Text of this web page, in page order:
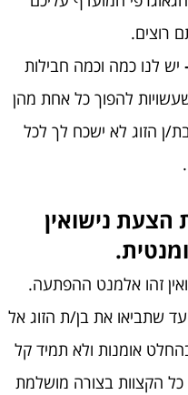
רוצים.
יש לנו כמה וכמה חבילות
להפוך כל אחת מהן
ן הזוג לא ישכח לך לכל
נישואין
זהו אלמנט ההפתעה.
שתביאו את בן/ת הזוג אל
אומנות ולא תמיד קל
הקצוות בצורה מושלמת